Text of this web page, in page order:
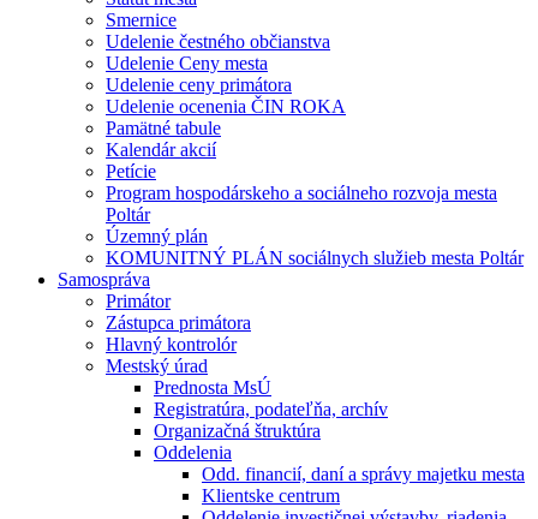
Smernice
Udelenie čestného občianstva
Udelenie Ceny mesta
Udelenie ceny primátora
Udelenie ocenenia ČIN ROKA
Pamätné tabule
Kalendár akcií
Petície
Program hospodárskeho a sociálneho rozvoja mesta
Poltár
Územný plán
KOMUNITNÝ PLÁN sociálnych služieb mesta Poltár
Samospráva
Primátor
Zástupca primátora
Hlavný kontrolór
Mestský úrad
Prednosta MsÚ
Registratúra, podateľňa, archív
Organizačná štruktúra
Oddelenia
Odd. financií, daní a správy majetku mesta
Klientske centrum